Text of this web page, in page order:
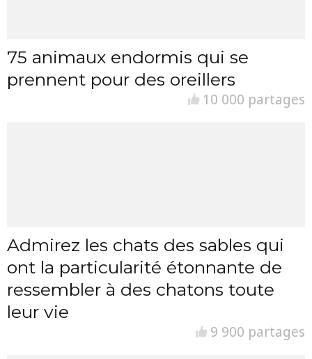
75 animaux endormis qui se
prennent pour des oreillers
10 000 partages
Admirez les chats des sables qui
ont la particularité étonnante de
ressembler à des chatons toute
leur vie
9 900 partages